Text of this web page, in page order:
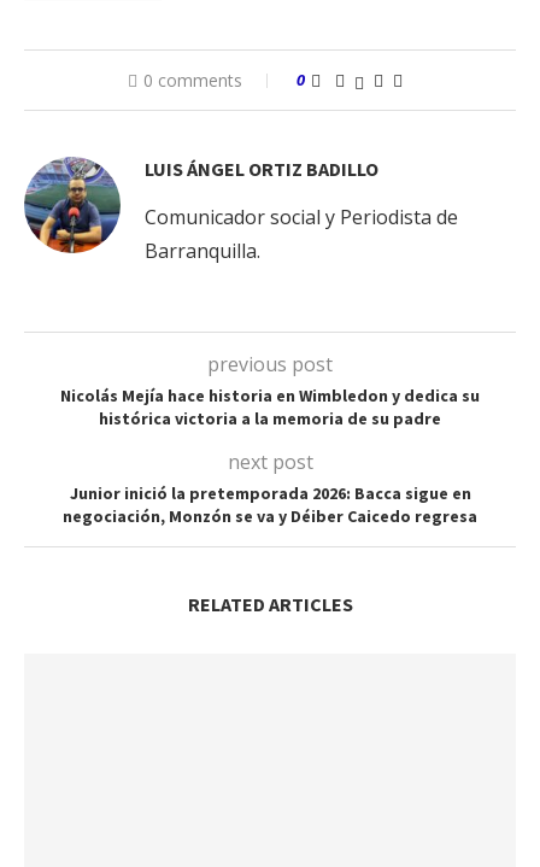
0 comments 0
LUIS ÁNGEL ORTIZ BADILLO
Comunicador social y Periodista de
Barranquilla.
previous post
Nicolás Mejía hace historia en Wimbledon y dedica su
histórica victoria a la memoria de su padre
next post
Junior inició la pretemporada 2026: Bacca sigue en
negociación, Monzón se va y Déiber Caicedo regresa
RELATED ARTICLES